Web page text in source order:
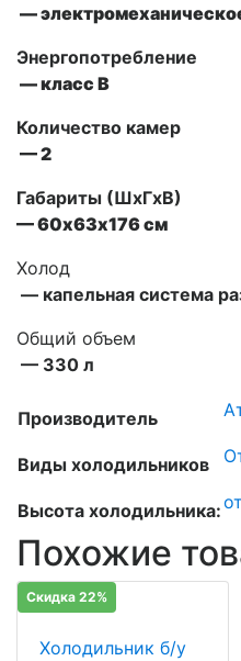
—
Энергопотребление
— класс В
Количество камер
— 2
Габариты (ШxГxВ)
— 60х63х176 см
Холод
— капельная система
Общий объем
— 330 л
Производитель
Виды холодильников
Высота холодильника:
Похожие
Скидка 22%
Холодильник б/у